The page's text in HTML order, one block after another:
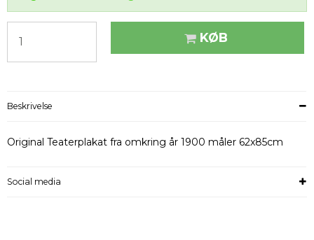
KØB
Beskrivelse
Original Teaterplakat fra omkring år 1900 måler 62x85cm
Social media